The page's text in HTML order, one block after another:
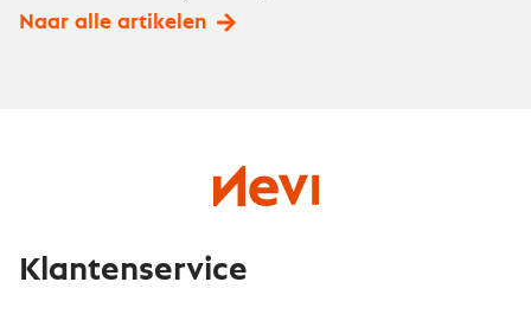
Naar alle artikelen
Klantenservice